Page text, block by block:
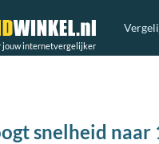
jouw internetvergelijker
snelheid naar